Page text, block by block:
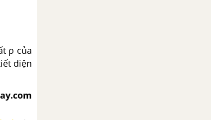
ρ của
diện